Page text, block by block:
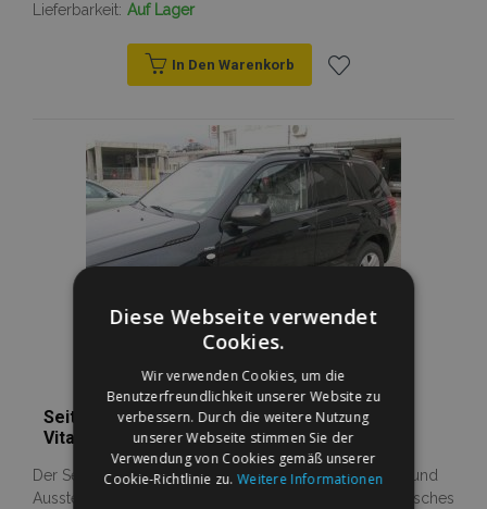
Lieferbarkeit: Auf Lager
In Den Warenkorb
Wunschliste
hinzufügen
Seitlicher Edelstahlrahmen für Suzuki Grand
Vitara 2005-2015 5D
Der Seitenbügel ermöglicht Ihnen ein bequemes Ein- und
Aussteigen und verabreicht Ihrem Fahrzeug ein spezifisches
Diese Webseite verwendet
Cookies.
Wir verwenden Cookies, um die
Benutzerfreundlichkeit unserer Website zu
verbessern. Durch die weitere Nutzung
unserer Webseite stimmen Sie der
Verwendung von Cookies gemäß unserer
Cookie-Richtlinie zu.Weitere Informationen